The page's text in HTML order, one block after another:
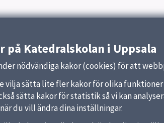
på Katedralskolan i Uppsala
nödvändiga kakor (cookies) för att
vilja sätta lite fler kakor för olika funktioner
sätta kakor för statistik så vi kan
du vill ändra dina inställningar.